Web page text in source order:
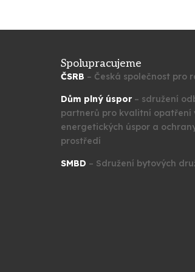
Spolupracujeme
ČSRB – Česká společnost pro
Dům plný úspor– sdružení
partnerů pro kvalitní opatření
energetických úspor a
prostředí
SMBD – Sdružení bytových